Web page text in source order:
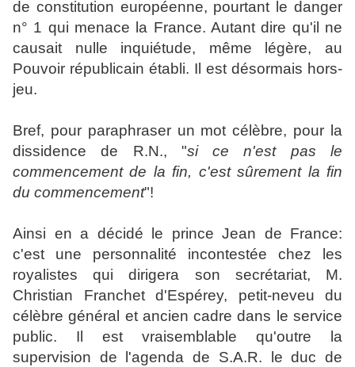
de constitution européenne, pourtant le danger
n° 1 qui menace la France. Autant dire qu'il ne
causait nulle inquiétude, même légère, au
Pouvoir républicain établi. Il est désormais hors-
jeu.
Bref, pour paraphraser un mot célèbre, pour la
dissidence de R.N., "si
ce n'est pas le
commencement de la fin, c'est sûrement la fin
du commencement"!
Ainsi en a décidé le prince Jean de France:
c'est une personnalité incontestée chez les
royalistes qui dirigera son secrétariat, M.
Christian Franchet d'Espérey, petit-neveu du
célèbre général et ancien cadre dans le service
public. Il est vraisemblable qu'outre la
supervision de l'agenda de S.A.R. le duc de